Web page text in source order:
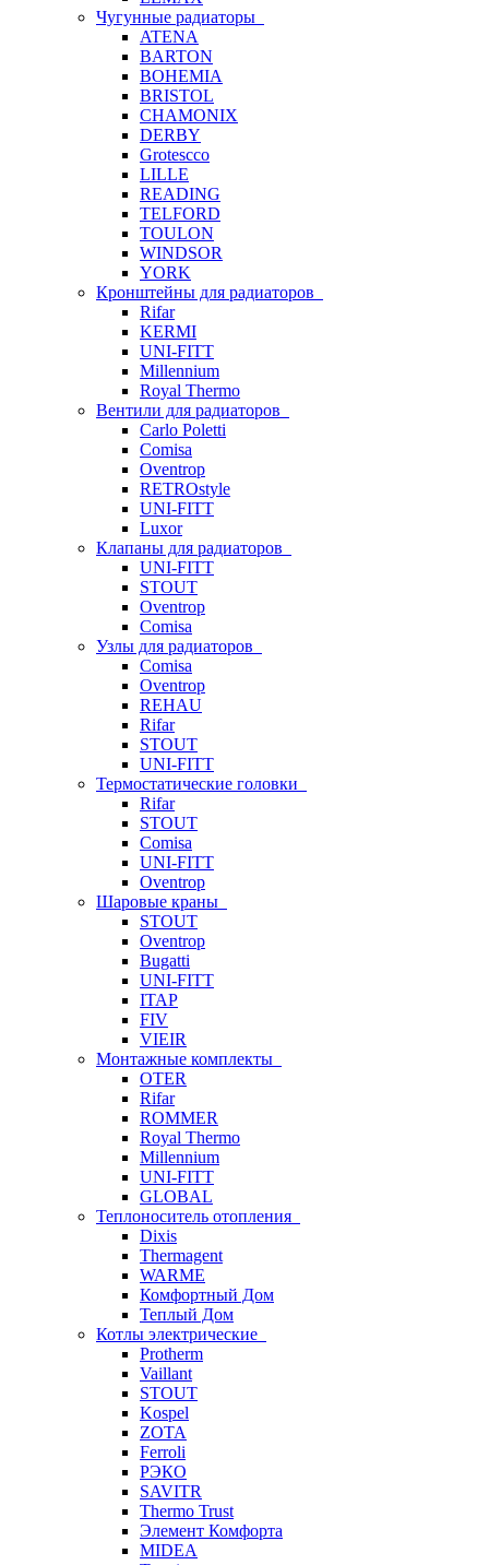
Чугунные радиаторы
ATENA
BARTON
BOHEMIA
BRISTOL
CHAMONIX
DERBY
Grotescco
LILLE
READING
TELFORD
TOULON
WINDSOR
YORK
Кронштейны для радиаторов
Rifar
KERMI
UNI-FITT
Millennium
Royal Thermo
Вентили для радиаторов
Carlo Poletti
Comisa
Oventrop
RETROstyle
UNI-FITT
Luxor
Клапаны для радиаторов
UNI-FITT
STOUT
Oventrop
Comisa
Узлы для радиаторов
Comisa
Oventrop
REHAU
Rifar
STOUT
UNI-FITT
Термостатические головки
Rifar
STOUT
Comisa
UNI-FITT
Oventrop
Шаровые краны
STOUT
Oventrop
Bugatti
UNI-FITT
ITAP
FIV
VIEIR
Монтажные комплекты
OTER
Rifar
ROMMER
Royal Thermo
Millennium
UNI-FITT
GLOBAL
Теплоноситель отопления
Dixis
Thermagent
WARME
Комфортный Дом
Теплый Дом
Котлы электрические
Protherm
Vaillant
STOUT
Kospel
ZOTA
Ferroli
РЭКО
SAVITR
Thermo Trust
Элемент Комфорта
MIDEA